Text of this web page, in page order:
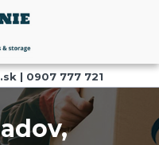
| 0907 777 721